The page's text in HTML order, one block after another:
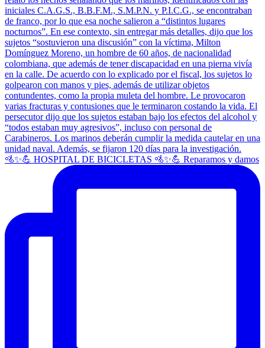
🚵✨💪 HOSPITAL DE BICICLETAS 🚵✨💪 Reparamos y damos